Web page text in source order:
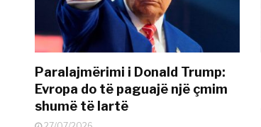
Paralajmërimi i Donald Trump:
Evropa do të paguajë një çmim
shumë të lartë